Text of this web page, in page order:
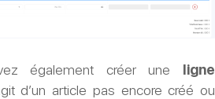
également créer une ligne
d’un article pas encore créé ou